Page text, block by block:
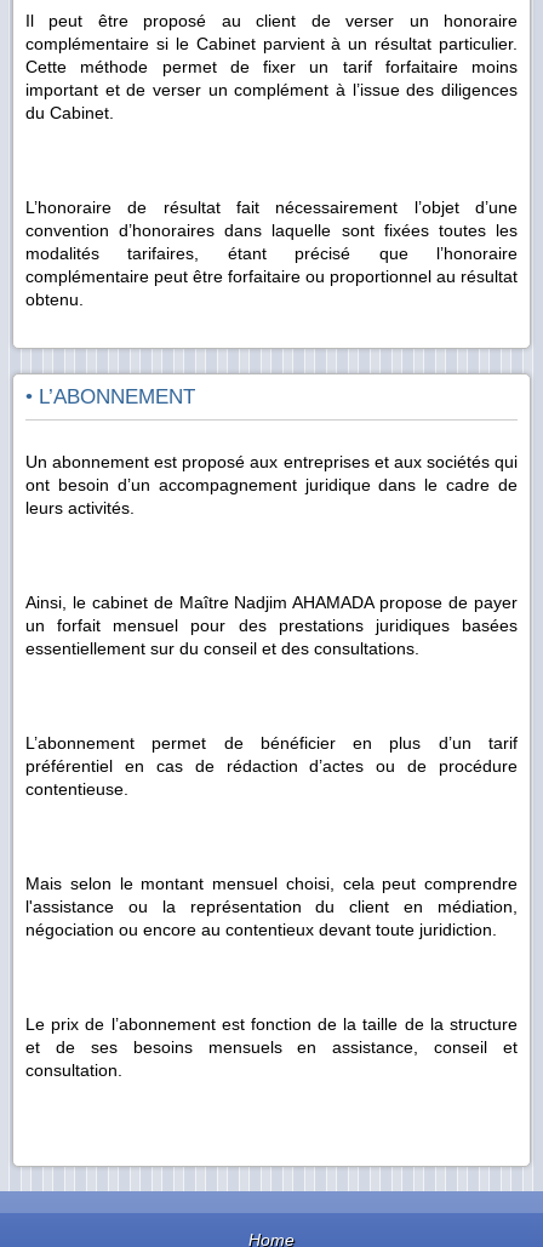
Il peut être proposé au client de verser un honoraire
complémentaire si le Cabinet parvient à un résultat particulier.
Cette méthode permet de fixer un tarif forfaitaire moins
important et de verser un complément à l’issue des diligences
du Cabinet.
L’honoraire de résultat fait nécessairement l’objet d’une
convention d’honoraires dans laquelle sont fixées toutes les
modalités tarifaires, étant précisé que l’honoraire
complémentaire peut être forfaitaire ou proportionnel au résultat
obtenu.
• L’ABONNEMENT
Un abonnement est proposé aux entreprises et aux sociétés qui
ont besoin d’un accompagnement juridique dans le cadre de
leurs activités.
Ainsi, le cabinet de Maître Nadjim AHAMADA propose de payer
un forfait mensuel pour des prestations juridiques basées
essentiellement sur du conseil et des consultations.
L’abonnement permet de bénéficier en plus d’un tarif
préférentiel en cas de rédaction d’actes ou de procédure
contentieuse.
Mais selon le montant mensuel choisi, cela peut comprendre
l'assistance ou la représentation du client en médiation,
négociation ou encore au contentieux devant toute juridiction.
Le prix de l’abonnement est fonction de la taille de la structure
et de ses besoins mensuels en assistance, conseil et
consultation.
Home